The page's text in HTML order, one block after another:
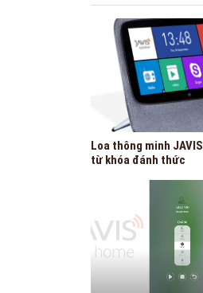
Loa thông minh
từ khóa đánh thức